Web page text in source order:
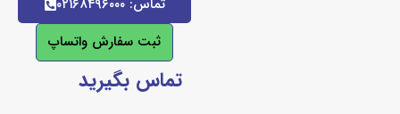
ثبت سفارش واتساپ
تماس بگیرید